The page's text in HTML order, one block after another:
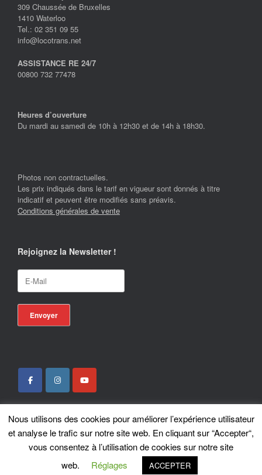
309 Chaussée de Bruxelles
1410 Waterloo
Tel.: 02 351 09 55
info@locotrans.net
ASSISTANCE RE 24/7
00800 732 77478
Heures d’ouverture
Du mardi au samedi de 10h à 12h30 et de 14h à 18h30.
Photos non contractuelles.
Les prix indiqués dans le tarif en vigueur sont donnés à titre
indicatif et peuvent être modifiés sans préavis.
Conditions générales de vente
Rejoignez la Newsletter !
Locotrans SPRL - Exclusive Store Royal Enfield - Royal Enfield Brussels - ©
2026
ASiteOrigin Theme
Nous utilisons des cookies pour améliorer l’expérience utilisateur
et analyse le trafic sur notre site web. En cliquant sur “Accepter“,
vous consentez à l’utilisation de cookies sur notre site
web.
Réglages ACCEPTER